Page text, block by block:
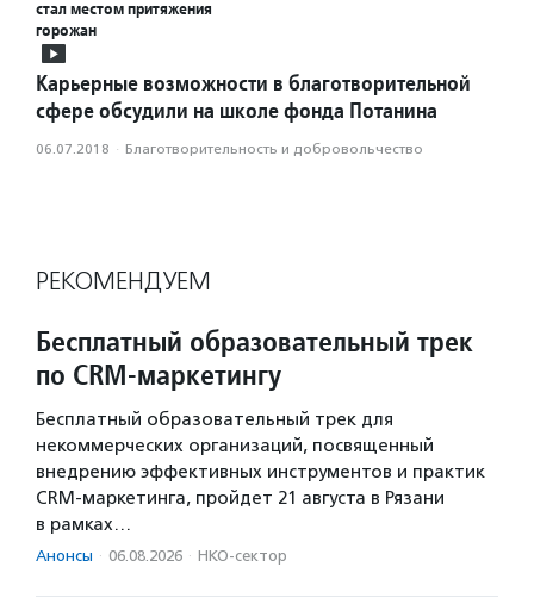
стал местом притяжения
горожан
Карьерные возможности в благотворительной
сфере обсудили на школе фонда Потанина
06.07.2018 · Благотвори­тель­ность и доброволь­чест­во
РЕКОМЕНДУЕМ
Бесплатный образовательный трек
по CRM-маркетингу
Бесплатный образовательный трек для
некоммерческих организаций, посвященный
внедрению эффективных инструментов и практик
CRM-маркетинга, пройдет 21 августа в Рязани
в рамках…
Анонсы · 06.08.2026 · НКО-сектор